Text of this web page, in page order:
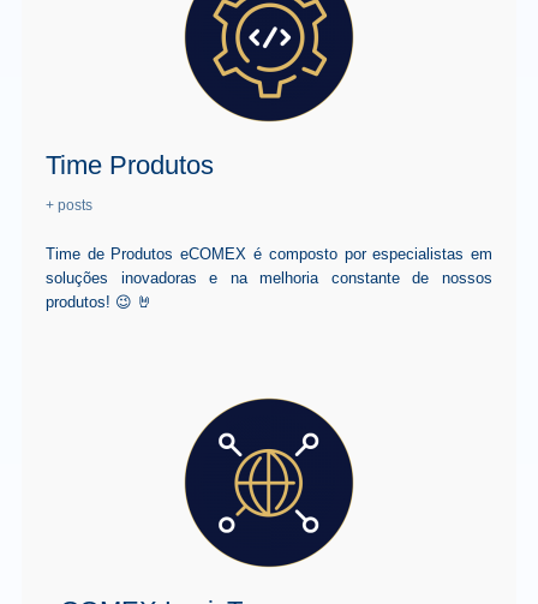
Time Produtos
+ posts
Time de Produtos eCOMEX é composto por especialistas em
soluções inovadoras e na melhoria constante de nossos
produtos! 😉 🤘